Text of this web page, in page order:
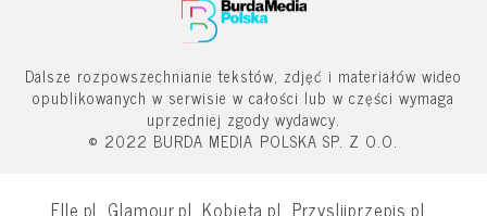
Dalsze rozpowszechnianie tekstów, zdjęć i materiałów wideo
opublikowanych w serwisie w całości lub w części wymaga
uprzedniej zgody wydawcy.
© 2022 BURDA MEDIA POLSKA SP. Z O.O.
Elle.pl Glamour.pl Kobieta.pl Przyslijprzepis.pl